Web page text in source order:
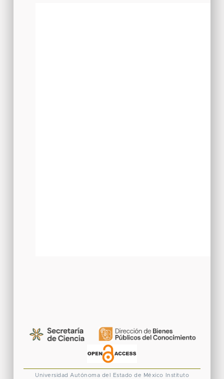
Universidad Autónoma del Estado de México Instituto